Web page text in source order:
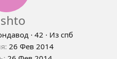
· 42 · Из спб
26 Фев 2014